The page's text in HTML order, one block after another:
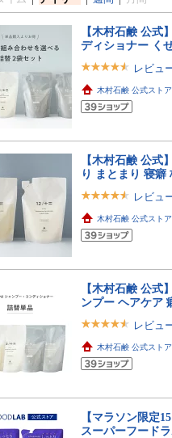
【木村石鹸 公
ディショナー く
レビュ
木村石鹸 公式ストア
【木村石鹸 公
り まとまり 寝
レビュ
木村石鹸 公式ストア
【木村石鹸 公式
ンプー ヘアケア
レビュ
木村石鹸 公式ストア
【マラソン限定
スーパーフード